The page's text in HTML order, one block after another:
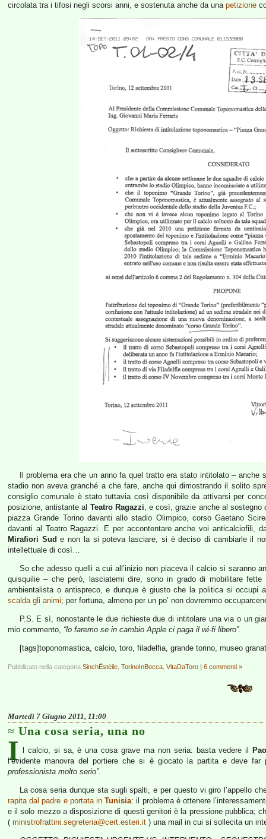
circolata tra i tifosi negli scorsi anni, e sostenuta anche da una petizione
Il problema era che un anno fa quel tratto era stato intitolato – anche
stadio non aveva granché a che fare, anche qui dimostrando il solito
consiglio comunale è stato tuttavia così disponibile da attivarsi per
posizione, antistante al Teatro Ragazzi, e così, grazie anche al sostegno
piazza Grande Torino davanti allo stadio Olimpico, corso Gaetano
davanti al Teatro Ragazzi. E per accontentare anche voi anticalciofili,
Mirafiori Sud e non la si poteva lasciare, si è deciso di cambiarle il
intellettuale di così…
So che adesso quelli a cui all’inizio non piaceva il calcio si saranno
quisquilie – che però, lasciatemi dire, sono in grado di mobilitare
ambientalista o antispreco, e dunque è giusto che la politica si occupi
scalda gli animi; per fortuna, almeno per un po’ non dovremmo
P.S. E sì, nonostante le due richieste due di intitolare una via o un
mio commento, “lo faremo se in cambio Apple ci paga il wi-fi libero”.
[tags]toponomastica, calcio, toro, filadelfia, grande torino, museo
Pubblicato nella categoria SinchËstèile TorinoInBocca VitaDaToro | 6 commenti »
Martedì 7 Giugno 2011, 11:00
Una cosa seria, una no
I l calcio, si sa, è una cosa grave ma non seria: basta vedere il
l’evidente manovra del portiere che si è giocato la partita e deve
professionista molto serio”.
La cosa seria dunque sta sugli spalti, e per questo vi giro l’appello
rapita dal padre e portata inTunisia: il problema è ottenere
e il solo mezzo a disposizione di questi genitori è la pressione pubblica;
( ministrofrattini.segreteria@cert.esteri.it ) una mail in cui si sollecita un